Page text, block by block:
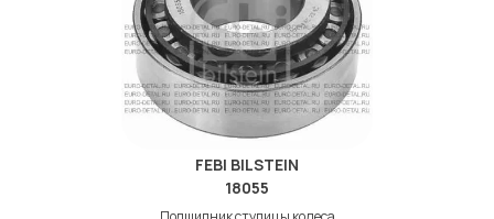
FEBI BILSTEIN
18055